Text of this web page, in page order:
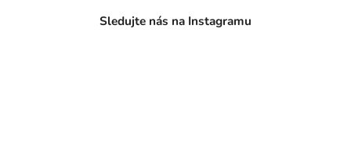
Sledujte nás na Instagramu